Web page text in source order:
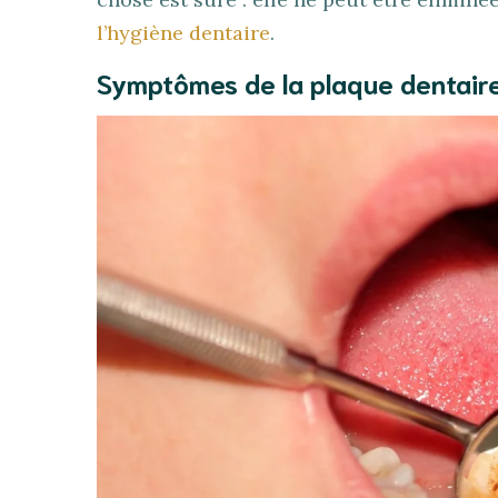
l’hygiène dentaire.
Symptômes de la plaque